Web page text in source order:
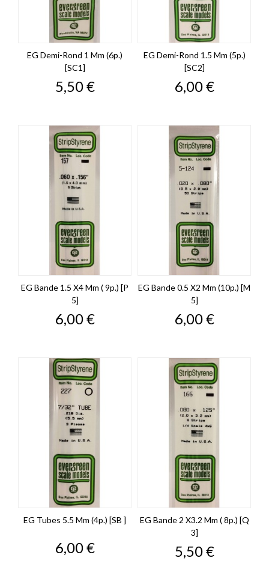
EG Demi-Rond 1 Mm (6p.)
[SC1]
Prix
5,50 €
EG Demi-Rond 1.5 Mm (5p.)
[SC2]
Prix
6,00 €
EG Bande 1.5 X4 Mm ( 9p.) [P
5]
Prix
6,00 €
EG Bande 0.5 X2 Mm (10p.) [M
5]
Prix
6,00 €
EG Tubes 5.5 Mm (4p.) [SB ]
Prix
6,00 €
EG Bande 2 X3.2 Mm ( 8p.) [Q
3]
Prix
5,50 €